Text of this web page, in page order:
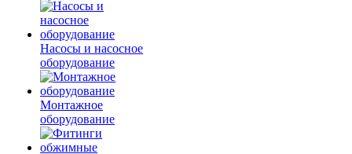
Насосы и насосное
оборудование
Монтажное
оборудование